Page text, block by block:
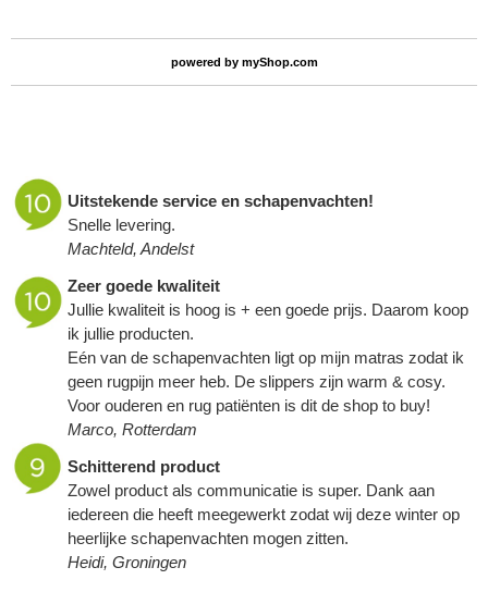
powered by myShop.com
Uitstekende service en schapenvachten!
Snelle levering.
Machteld, Andelst
Zeer goede kwaliteit
Jullie kwaliteit is hoog is + een goede prijs. Daarom koop
ik jullie producten.
Eén van de schapenvachten ligt op mijn matras zodat ik
geen rugpijn meer heb. De slippers zijn warm & cosy.
Voor ouderen en rug patiënten is dit de shop to buy!
Marco, Rotterdam
Schitterend product
Zowel product als communicatie is super. Dank aan
iedereen die heeft meegewerkt zodat wij deze winter op
heerlijke schapenvachten mogen zitten.
Heidi, Groningen